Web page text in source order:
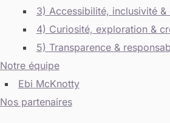
3) Accessibilité, inclusivité &
4) Curiosité, exploration &
5) Transparence &
Notre équipe
Ebi McKnotty
Nos partenaires